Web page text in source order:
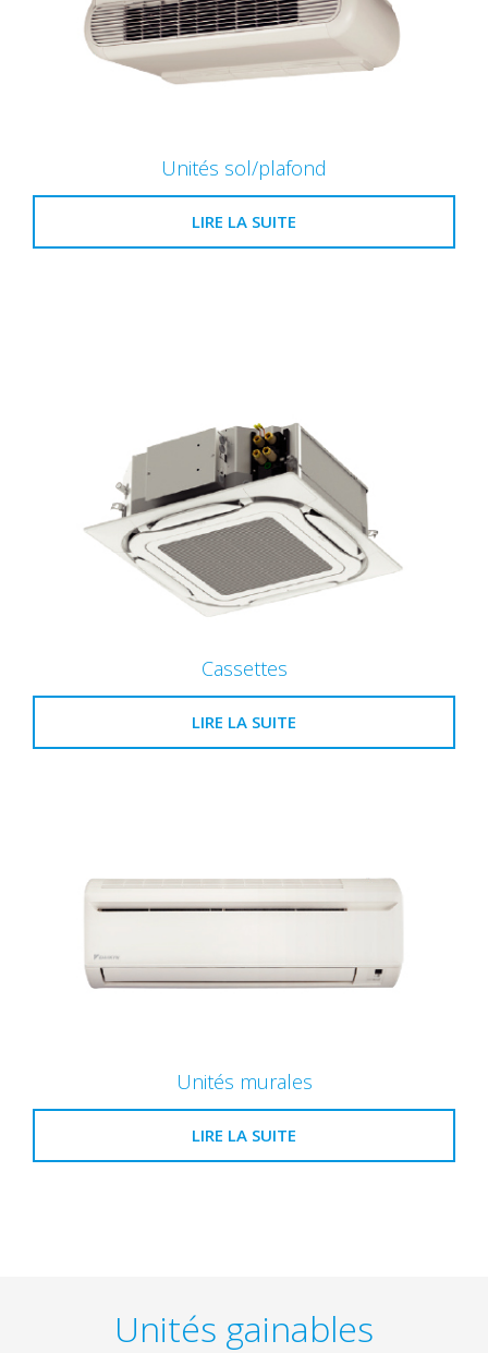
Unités sol/plafond
LIRE LA SUITE
Cassettes
LIRE LA SUITE
Unités murales
LIRE LA SUITE
Unités gainables